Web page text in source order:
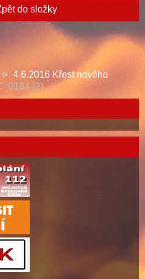
do složky
4.6.2016 Křest nového
(2)